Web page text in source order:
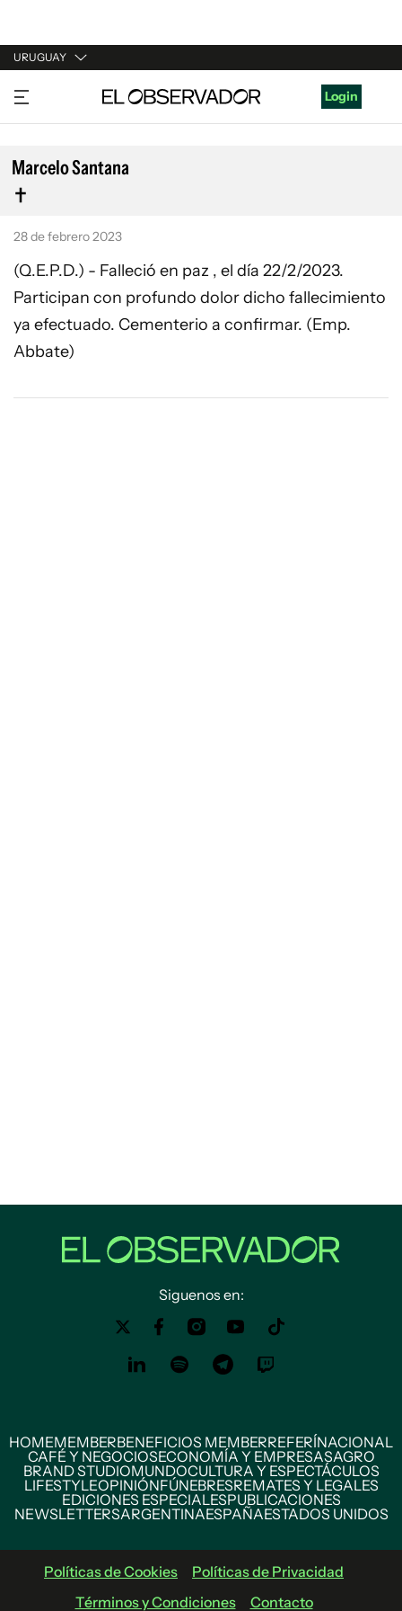
URUGUAY
URUGUAY
ARGENTINA
ESPAÑA
ESTADOS UNIDOS
Login
Marcelo Santana
28 de febrero 2023
(Q.E.P.D.) - Falleció en paz , el día 22/2/2023.
Participan con profundo dolor dicho fallecimiento
ya efectuado. Cementerio a confirmar. (Emp.
Abbate)
Siguenos en:
HOMEMEMBERBENEFICIOS MEMBERREFERÍNACIONAL
CAFÉ Y NEGOCIOSECONOMÍA Y EMPRESASAGRO
BRAND STUDIOMUNDOCULTURA Y ESPECTÁCULOS
LIFESTYLEOPINIÓNFÚNEBRESREMATES Y LEGALES
EDICIONES ESPECIALESPUBLICACIONES
NEWSLETTERSARGENTINAESPAÑAESTADOS UNIDOS
Políticas de Cookies
Políticas de Privacidad
Términos y Condiciones
Contacto